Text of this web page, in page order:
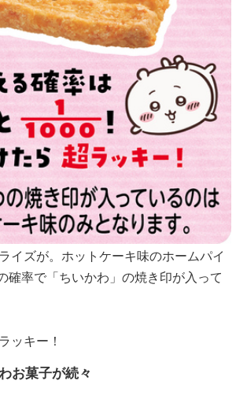
イズが。ホットケーキ味のホームパイ
確率で「ちいかわ」の焼き印が入って
ッキー！
お菓子が続々